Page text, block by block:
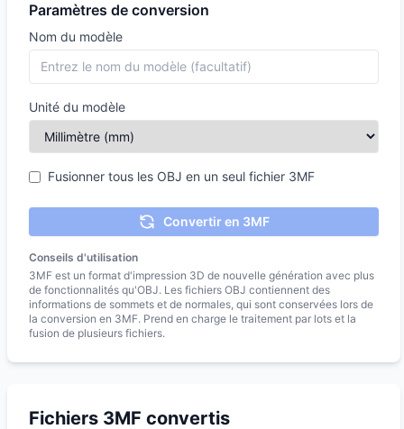
Paramètres de conversion
Nom du modèle
Unité du modèle
Fusionner tous les OBJ en un seul fichier 3MF
Convertir en 3MF
Conseils d'utilisation
3MF est un format d'impression 3D de nouvelle génération avec plus
de fonctionnalités qu'OBJ. Les fichiers OBJ contiennent des
informations de sommets et de normales, qui sont conservées lors de
la conversion en 3MF. Prend en charge le traitement par lots et la
fusion de plusieurs fichiers.
Fichiers 3MF convertis